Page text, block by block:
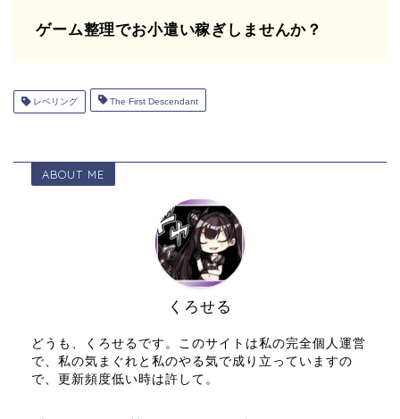
ゲーム整理でお小遣い稼ぎしませんか？
レベリング The First Descendant
ABOUT ME
くろせる
どうも、くろせるです。このサイトは私の完全個人運営
で、私の気まぐれと私のやる気で成り立っていますの
で、更新頻度低い時は許して。